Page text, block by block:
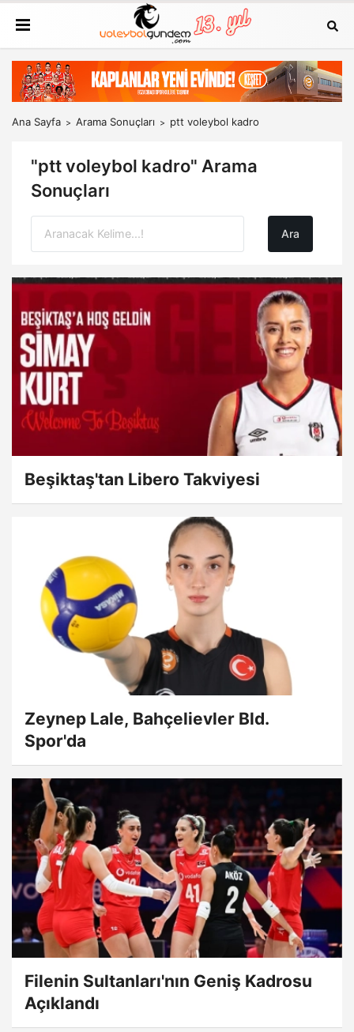
Ana Sayfa Arama Sonuçları ptt voleybol kadro
"ptt voleybol kadro" Arama
Sonuçları
Beşiktaş'tan Libero Takviyesi
Zeynep Lale, Bahçelievler Bld.
Spor'da
Filenin Sultanları'nın Geniş Kadrosu
Açıklandı